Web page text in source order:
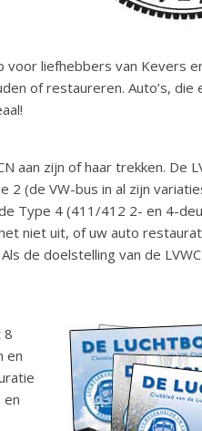
voor liefhebbers van Kevers
of restaureren. Auto’s, die
aan zijn of haar trekken. De
(de VW-bus in al zijn
Type 4 (411/412 2- en 4-
niet uit, of uw auto
de doelstelling van de
8
en
en